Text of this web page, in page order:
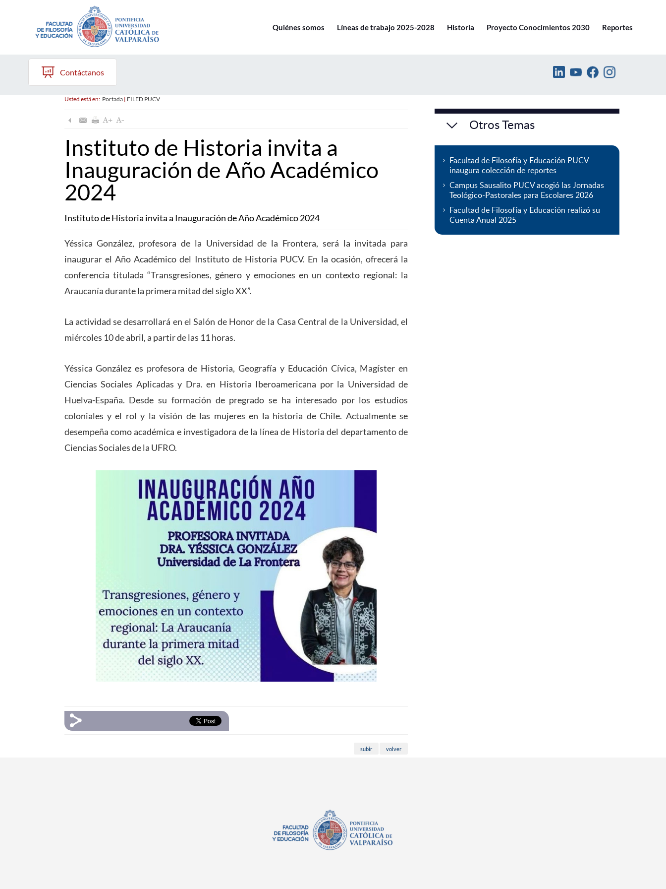
Quiénes somos Líneas de trabajo 2025-2028 Historia Proyecto Conocimientos 2030 Reportes
Contáctanos
Usted está en: Portada| FILED PUCV
Instituto de Historia invita a
Inauguración de Año Académico
2024
Instituto de Historia invita a Inauguración de Año Académico 2024
Yéssica González, profesora de la Universidad de la Frontera, será la invitada para
inaugurar el Año Académico del Instituto de Historia PUCV. En la ocasión, ofrecerá la
conferencia titulada “Transgresiones, género y emociones en un contexto regional: la
Araucanía durante la primera mitad del siglo XX”.
La actividad se desarrollará en el Salón de Honor de la Casa Central de la Universidad, el
miércoles 10 de abril, a partir de las 11 horas.
Yéssica González es profesora de Historia, Geografía y Educación Cívica, Magíster en
Ciencias Sociales Aplicadas y Dra. en Historia Iberoamericana por la Universidad de
Huelva-España. Desde su formación de pregrado se ha interesado por los estudios
coloniales y el rol y la visión de las mujeres en la historia de Chile. Actualmente se
desempeña como académica e investigadora de la línea de Historia del departamento de
Ciencias Sociales de la UFRO.
subir volver
Otros Temas
Facultad de Filosofía y Educación PUCV
inaugura colección de reportes
Campus Sausalito PUCV acogió las Jornadas
Teológico-Pastorales para Escolares 2026
Facultad de Filosofía y Educación realizó su
Cuenta Anual 2025